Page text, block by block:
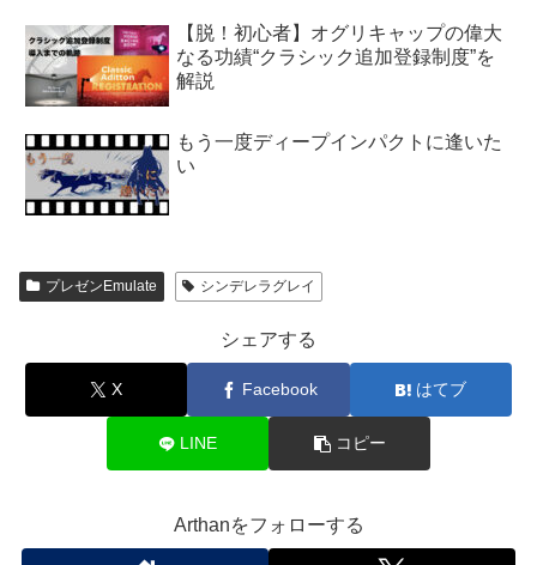
【脱！初心者】オグリキャップの偉大
なる功績“クラシック追加登録制度”を
解説
もう一度ディープインパクトに逢いた
い
プレゼンEmulate シンデレラグレイ
シェアする
X Facebook はてブ
LINE コピー
Arthanをフォローする